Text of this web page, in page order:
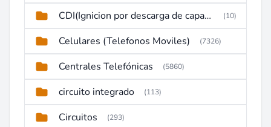
CDI(Ignicion por descarga de capacitor) (10)
Celulares (Telefonos Moviles) (7326)
Centrales Telefónicas (5860)
circuito integrado (113)
Circuitos (293)